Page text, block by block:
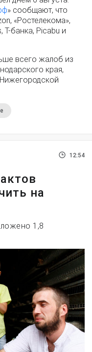
» сообщают, что
«Ростелекома»,
Т-банка, Picabu и
всего жалоб из
края,
12:54
на
1,8